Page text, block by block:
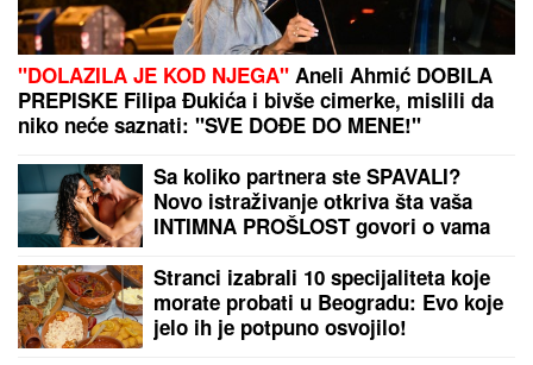
nastao neviđeni haos
by Aklamator
PREPORUKA ZA VAS